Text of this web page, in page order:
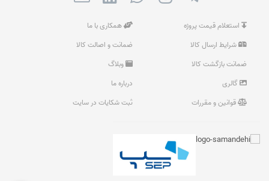
استعلام قیمت پروژه
همکاری با ما
شرایط ارسال کالا
ضمانت و اصالت کالا
ضمانت بازگشت کالا
وبلاگ
گالری
درباره ما
قوانین و مقررات
ثبت شکایات در سایت